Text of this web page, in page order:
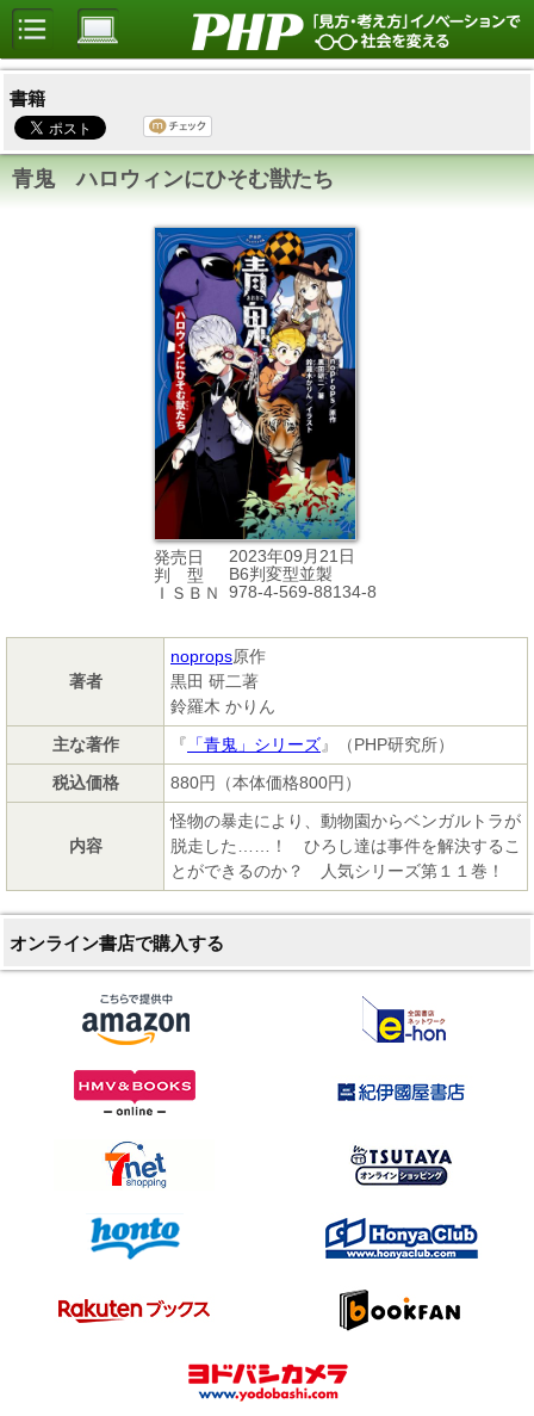
書籍
青鬼 ハロウィンにひそむ獣たち
発売日
2023年09月21日
判 型
B6判変型並製
ＩＳＢＮ
978-4-569-88134-8
著者
noprops原作
黒田 研二著
鈴羅木 かりん
主な著作
『 「青鬼」シリーズ』（PHP研究所）
税込価格
880円（本体価格800円）
内容
怪物の暴走により、動物園からベンガルトラが
脱走した……！ ひろし達は事件を解決するこ
とができるのか？ 人気シリーズ第１１巻！
オンライン書店で購入する